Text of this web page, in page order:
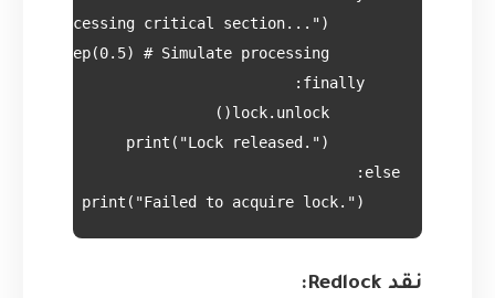
نقد Redlock: